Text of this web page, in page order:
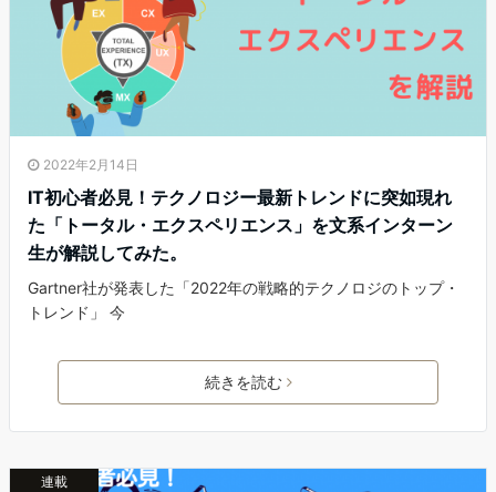
2022年2月14日
IT初心者必見！テクノロジー最新トレンドに突如現れ
た「トータル・エクスペリエンス」を文系インターン
生が解説してみた。
Gartner社が発表した「2022年の戦略的テクノロジのトップ・
トレンド」 今
続きを読む
連載